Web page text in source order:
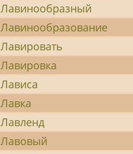
Лавинообразный
Лавинообразование
Лавировать
Лавировка
Лависа
Лавка
Лавленд
Лавовый